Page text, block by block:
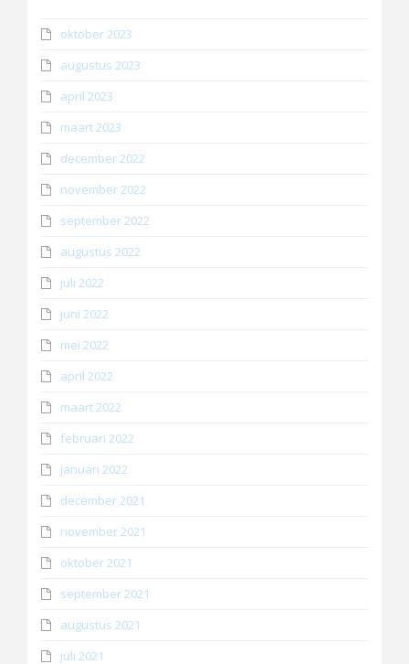
oktober 2023
augustus 2023
april 2023
maart 2023
december 2022
november 2022
september 2022
augustus 2022
juli 2022
juni 2022
mei 2022
april 2022
maart 2022
februari 2022
januari 2022
december 2021
november 2021
oktober 2021
september 2021
augustus 2021
juli 2021